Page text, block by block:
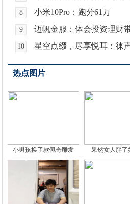
8 小米10Pro：跑分61万
9 迈帆金服：体会投资理财
10 星空点缀，尽享悦耳：徕
热点图片
小男孩换了款佩奇雕发 果然女人胖了